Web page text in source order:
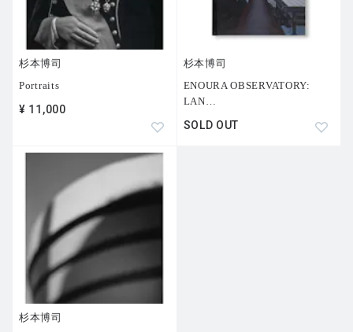
杉本博司
Portraits
¥ 11,000
杉本博司
ENOURA OBSERVATORY:
LAN…
SOLD OUT
杉本博司